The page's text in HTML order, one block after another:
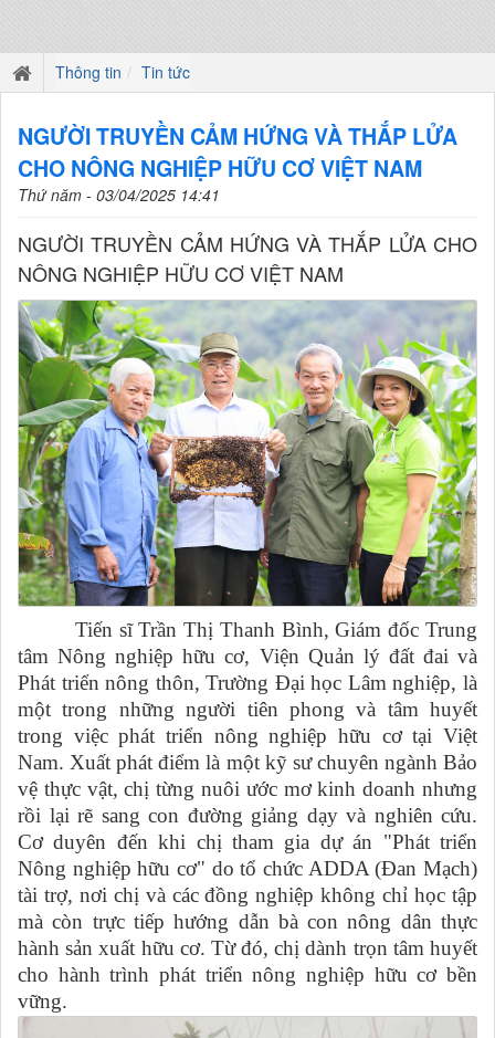
Thông tin Tin tức
NGƯỜI TRUYỀN CẢM HỨNG VÀ THẮP LỬA
CHO NÔNG NGHIỆP HỮU CƠ VIỆT NAM
Thứ năm - 03/04/2025 14:41
NGƯỜI TRUYỀN CẢM HỨNG VÀ THẮP LỬA CHO
NÔNG NGHIỆP HỮU CƠ VIỆT NAM
Tiến sĩ Trần Thị Thanh Bình, Giám đốc Trung
tâm Nông nghiệp hữu cơ, Viện Quản lý đất đai và
Phát triển nông thôn, Trường Đại học Lâm nghiệp, là
một trong những người tiên phong và tâm huyết
trong việc phát triển nông nghiệp hữu cơ tại Việt
Nam. Xuất phát điểm là một kỹ sư chuyên ngành Bảo
vệ thực vật, chị từng nuôi ước mơ kinh doanh nhưng
rồi lại rẽ sang con đường giảng dạy và nghiên cứu.
Cơ duyên đến khi chị tham gia dự án "Phát triển
Nông nghiệp hữu cơ" do tổ chức ADDA (Đan Mạch)
tài trợ, nơi chị và các đồng nghiệp không chỉ học tập
mà còn trực tiếp hướng dẫn bà con nông dân thực
hành sản xuất hữu cơ. Từ đó, chị dành trọn tâm huyết
cho hành trình phát triển nông nghiệp hữu cơ bền
vững.